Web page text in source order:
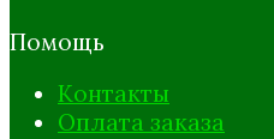
Помощь
Контакты
Оплата заказа